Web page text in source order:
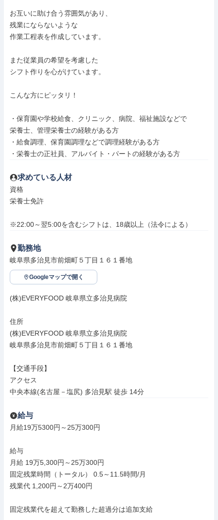
お互いに助け合う雰囲気があり、
残業にならないような
作業工程表を作成しています。
また従業員の希望を考慮した
シフト作りを心がけています。
こんな方にピッタリ！
・保育園や学校給食、クリニック、病院、福祉施設などで
栄養士、管理栄養士の経験がある方
・給食調理、保育園調理などで調理経験がある方
・栄養士の正社員、アルバイト・パートの経験がある方
求めている人材
資格
栄養士免許
※22:00～翌5:00を含むシフトは、18歳以上（法令による）
勤務地
岐阜県多治見市前畑町５丁目１６１番地
Googleマップで開く
(株)EVERYFOOD 岐阜県立多治見病院
住所
(株)EVERYFOOD 岐阜県立多治見病院
岐阜県多治見市前畑町５丁目１６１番地
【交通手段】
アクセス
中央本線(名古屋－塩尻) 多治見駅 徒歩 14分
給与
月給19万5300円～25万300円
給与
月給 19万5,300円～25万300円
固定残業時間（トータル） 0.5～11.5時間/月
残業代 1,200円～2万400円
固定残業代を超えて勤務した超過分は追加支給